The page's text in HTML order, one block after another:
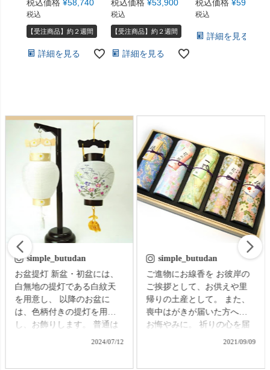
税込価格 ¥58,740
税込
【受注商品】約２週間
詳細を見る
税込価格 ¥53,900
税込
【受注商品】約２週間
詳細を見る
税込価格 ¥59,800
税込
詳細を見る
simple_butudan
お盆提灯 新盆・初盆には、
白無地の提灯である白紋天
を用意し、 以降のお盆に
は、色柄付きの提灯を用意
し、お飾りします。 普通は
それぞれの提灯を別に準備
2024/07/12
simple_butudan
ご進物にお線香を お彼岸の
ご挨拶として、お供えや里
帰りの土産として。 また、
喪中はがきが届いた方への
お悔やみに。 祈りの心を届
ける贈り物で、故人をしの
2021/09/09